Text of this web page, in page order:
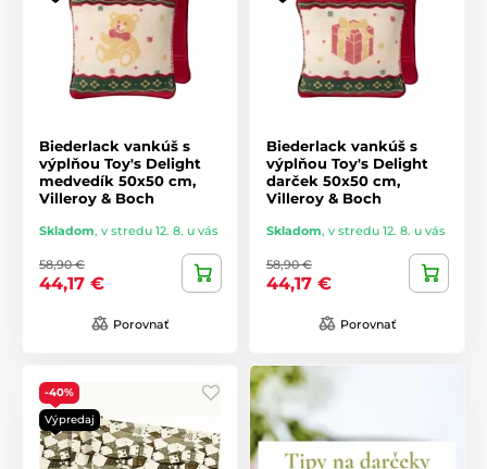
Biederlack vankúš s
výplňou Toy's Delight
medvedík 50x50 cm,
Villeroy & Boch
Skladom, v stredu 12. 8. u vás
58,90 €
44,17 €
Porovnať
Biederlack vankúš s
výplňou Toy's Delight
darček 50x50 cm,
Villeroy & Boch
Skladom, v stredu 12. 8. u vás
58,90 €
44,17 €
Porovnať
-40%
Výpredaj